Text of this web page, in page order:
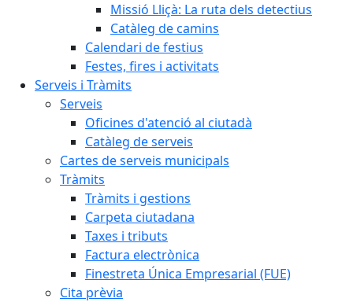
Missió Lliçà: La ruta dels detectius
Catàleg de camins
Calendari de festius
Festes, fires i activitats
Serveis i Tràmits
Serveis
Oficines d'atenció al ciutadà
Catàleg de serveis
Cartes de serveis municipals
Tràmits
Tràmits i gestions
Carpeta ciutadana
Taxes i tributs
Factura electrònica
Finestreta Única Empresarial (FUE)
Cita prèvia